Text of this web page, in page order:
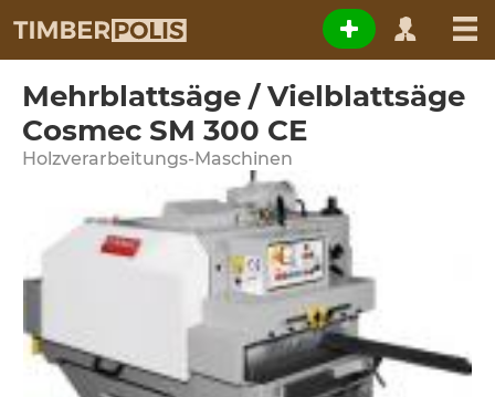
Mehrblattsäge / Vielblattsäge
Cosmec SM 300 CE
Holzverarbeitungs-Maschinen